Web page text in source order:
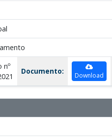
nº
Documento: Download